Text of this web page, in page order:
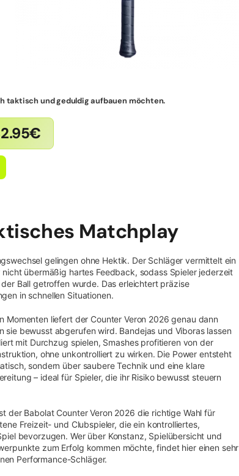
taktisch und geduldig aufbauen möchten.
Matchplay
gelingen ohne Hektik. Der Schläger vermittelt ein
nicht übermäßig hartes Feedback, sodass Spieler jederzeit
Ball getroffen wurde. Das erleichtert präzise
in schnellen Situationen.
Momenten liefert der Counter Veron 2026 genau dann
sie bewusst abgerufen wird. Bandejas und Viboras lassen
mit Durchzug spielen, Smashes profitieren von der
ohne unkontrolliert zu wirken. Die Power entsteht
sondern über saubere Technik und eine klare
– ideal für Spieler, die ihr Risiko bewusst steuern
der Babolat Counter Veron 2026 die richtige Wahl für
Freizeit- und Clubspieler, die ein kontrolliertes,
bevorzugen. Wer über Konstanz, Spielübersicht und
zum Erfolg kommen möchte, findet hier einen sehr
Performance-Schläger.